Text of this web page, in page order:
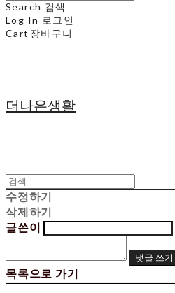
Search 검색
Log In 로그인
Cart 장바구니
더나은생활
수정하기
삭제하기
글쓴이
댓글 쓰기
목록으로 가기